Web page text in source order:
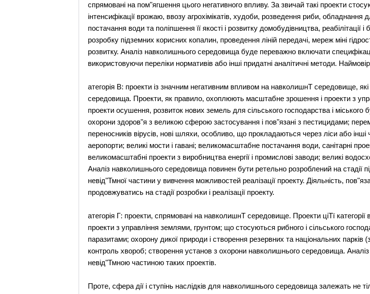
спрямовані на пом"ягшення цього негативного впливу. За звичай такі проекти
інтенсифікації врожаю, ввозу агрохімікатів, худоби, розведення риби,
постачання води та поліпшення її якості і розвитку домобудівництва, реабілітації
розробку підземних корисних копалин, проведення ліній передачі, мереж міні
розвитку. Аналіз навколишнього середовища буде переважно включати
використовуючи переліки нормативів або інші придатні аналітичні методи.
атегорія В: проекти із значним негативним впливом на навколишнТ середовище,
середовища. Проекти, як правило, охоплюють масштабне зрошення і проекти з
проекти осушення, розвиток нових земель для сільського господарства і міського
охорони здоров"я з великою сферою застосування і пов"язані з пестицидами;
переносників вірусів, нові шляхи, особливо, що прокладаються через ліси або
аеропорти; великі мости і гавані; великомасштабне постачання води, санітарні
великомасштабні проекти з виробництва енергії і промислові заводи; великі
Аналіз навколишнього середовища повинен бути ретельно розроблений на стадії
невід"Тмної частини у вивчення можливостей реалізації проекту. Діяльність,
продовжуватись на стадії розробки і реалізації проекту.
атегорія Г: проекти, спрямовані на навколишнТ середовище. Проекти ціТї
проекти з управління землями, грунтом; що стосуються рибного і сільського
паразитами; охорону дикої природи і створення резервних та національних
контроль хвороб; створення установ з охорони навколишнього середовища.
невід"Тмною частиною таких проектів.
Проте, сфера дії і ступінь наслідків для навколишнього середовища залежать не